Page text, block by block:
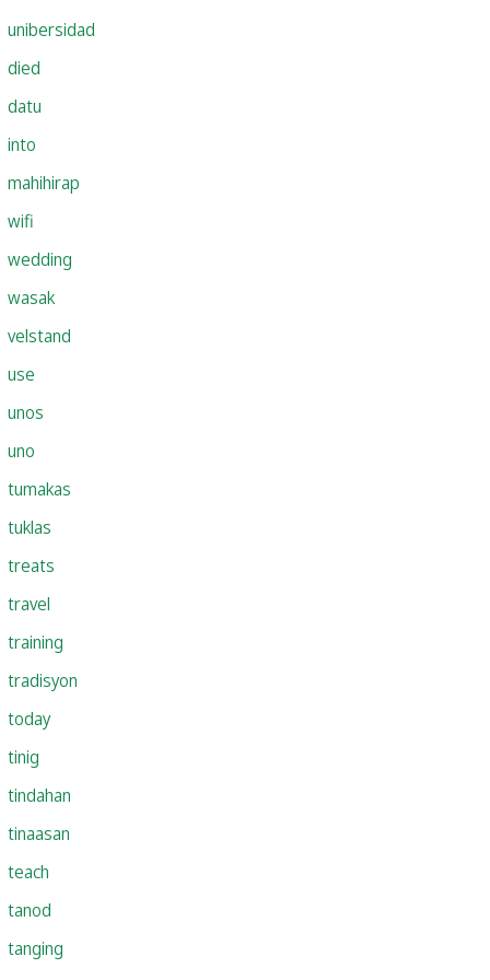
unibersidad
died
datu
into
mahihirap
wifi
wedding
wasak
velstand
use
unos
uno
tumakas
tuklas
treats
travel
training
tradisyon
today
tinig
tindahan
tinaasan
teach
tanod
tanging